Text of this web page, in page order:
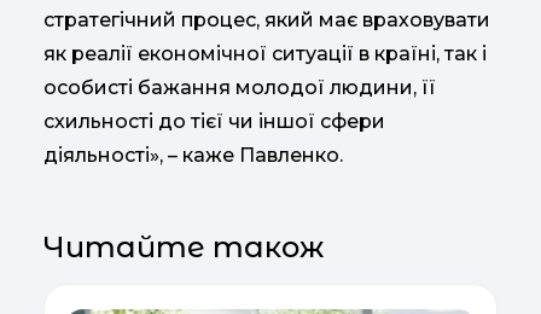
стратегічний процес, який має враховувати
як реалії економічної ситуації в країні, так і
особисті бажання молодої людини, її
схильності до тієї чи іншої сфери
діяльності», – каже Павленко.
Читайте також